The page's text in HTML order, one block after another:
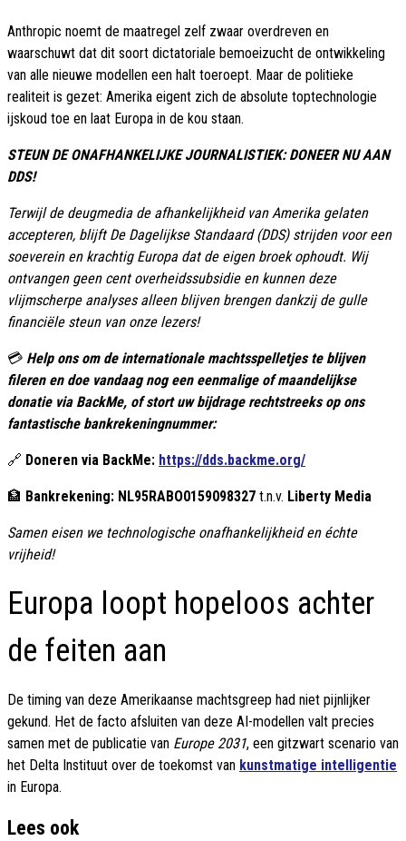
Anthropic noemt de maatregel zelf zwaar overdreven en
waarschuwt dat dit soort dictatoriale bemoeizucht de ontwikkeling
van alle nieuwe modellen een halt toeroept. Maar de politieke
realiteit is gezet: Amerika eigent zich de absolute toptechnologie
ijskoud toe en laat Europa in de kou staan.
STEUN DE ONAFHANKELIJKE JOURNALISTIEK: DONEER NU AAN
DDS!
Terwijl de deugmedia de afhankelijkheid van Amerika gelaten
accepteren, blijft De Dagelijkse Standaard (DDS) strijden voor een
soeverein en krachtig Europa dat de eigen broek ophoudt. Wij
ontvangen geen cent overheidssubsidie en kunnen deze
vlijmscherpe analyses alleen blijven brengen dankzij de gulle
financiële steun van onze lezers!
💳 Help ons om de internationale machtsspelletjes te blijven
fileren en doe vandaag nog een eenmalige of maandelijkse
donatie via BackMe, of stort uw bijdrage rechtstreeks op ons
fantastische bankrekeningnummer:
🔗 Doneren via BackMe: https://dds.backme.org/
🏦 Bankrekening: NL95RABO0159098327 t.n.v. Liberty Media
Samen eisen we technologische onafhankelijkheid en échte
vrijheid!
Europa loopt hopeloos achter
de feiten aan
De timing van deze Amerikaanse machtsgreep had niet pijnlijker
gekund. Het de facto afsluiten van deze AI-modellen valt precies
samen met de publicatie van Europe 2031, een gitzwart scenario van
het Delta Instituut over de toekomst van kunstmatige intelligentie
in Europa.
Lees ook